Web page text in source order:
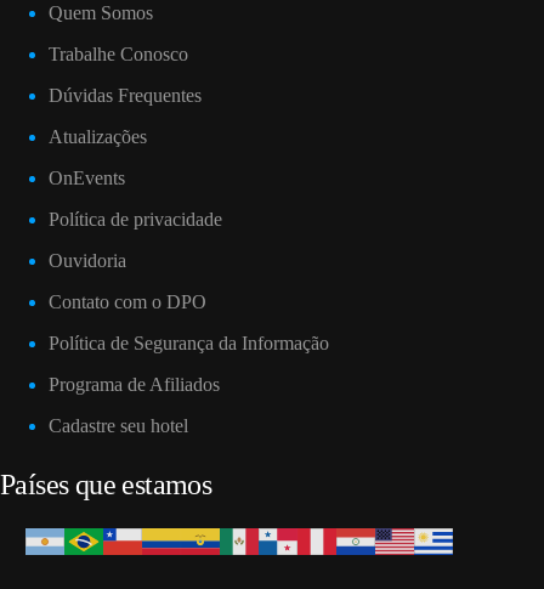
Quem Somos
Trabalhe Conosco
Dúvidas Frequentes
Atualizações
OnEvents
Política de privacidade
Ouvidoria
Contato com o DPO
Política de Segurança da Informação
Programa de Afiliados
Cadastre seu hotel
Países que estamos